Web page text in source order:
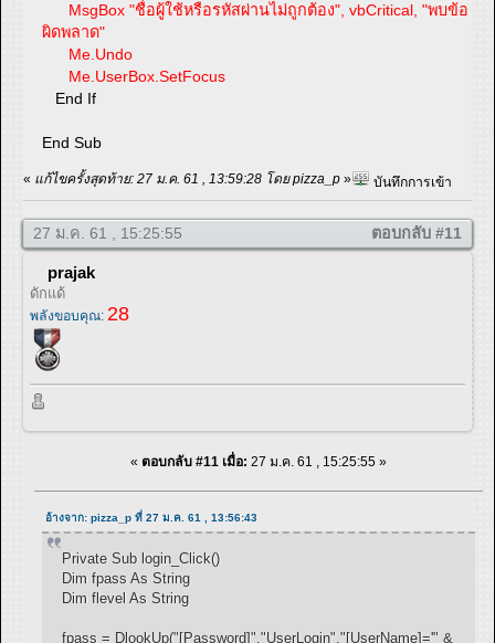
MsgBox "ชื่อผู้ใช้หรือรหัสผ่านไม่ถูกต้อง", vbCritical, "พบข้อ
ผิดพลาด"
Me.Undo
Me.UserBox.SetFocus
End If
End Sub
« แก้ไขครั้งสุดท้าย: 27 ม.ค. 61 , 13:59:28 โดย pizza_p » บันทึกการเข้า
27 ม.ค. 61 , 15:25:55 ตอบกลับ #11
prajak
ดักแด้
พลังขอบคุณ: 28
« ตอบกลับ #11 เมื่อ: 27 ม.ค. 61 , 15:25:55 »
อ้างจาก: pizza_p ที่ 27 ม.ค. 61 , 13:56:43
Private Sub login_Click()
Dim fpass As String
Dim flevel As String
fpass = DlookUp("[Password]","UserLogin","[UserName]='" &